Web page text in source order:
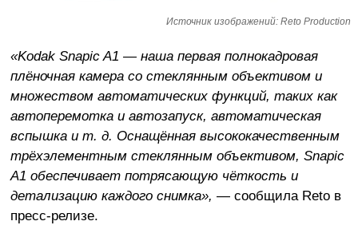
Источник изображений: Reto Production
«Kodak Snapic A1 — наша первая полнокадровая
плёночная камера со стеклянным объективом и
множеством автоматических функций, таких как
автоперемотка и автозапуск, автоматическая
вспышка и т. д. Оснащённая высококачественным
трёхэлементным стеклянным объективом, Snapic
A1 обеспечивает потрясающую чёткость и
детализацию каждого снимка», — сообщила Reto в
пресс-релизе.